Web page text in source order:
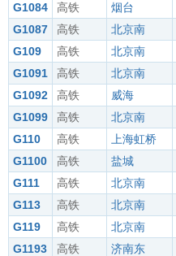
G1084
高铁 烟台
G1087
高铁 北京南
G109
高铁 北京南
G1091
高铁 北京南
G1092
高铁 威海
G1099
高铁 北京南
G110
高铁 上海虹桥
G1100
高铁 盐城
G111
高铁 北京南
G113
高铁 北京南
G119
高铁 北京南
G1193
高铁 济南东